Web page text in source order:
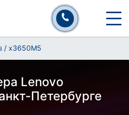
/ x3650M5
Lenovo
Петербурге